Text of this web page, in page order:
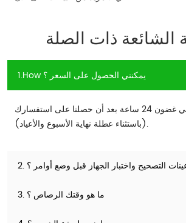
الشائعة ذات الصلة
1.How يمكنني الحصول على السعر ؟
عينات التصحيح واختبار الجهاز قبل وضع أوامر ؟
3. ما هو وقتك الرصاص ؟
نقتبس عادة في غضون 24 ساعة بعد أن حصلنا على استفسارك
(باستثناء عطلة نهاية الأسبوع والأعياد).